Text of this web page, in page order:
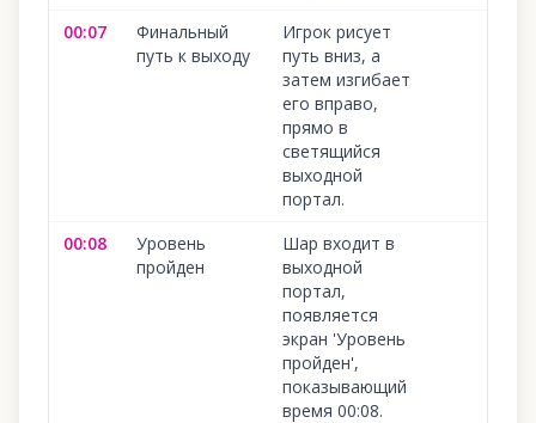
00:07
Финальный
путь к выходу
Игрок рисует
путь вниз, а
затем изгибает
его вправо,
прямо в
светящийся
выходной
портал.
00:08
Уровень
пройден
Шар входит в
выходной
портал,
появляется
экран 'Уровень
пройден',
показывающий
время 00:08.